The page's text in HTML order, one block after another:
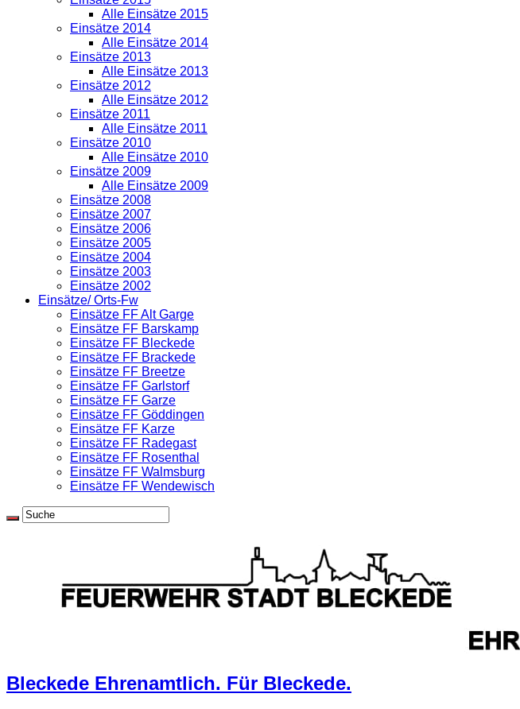
Alle Einsätze 2015
Einsätze 2014
Alle Einsätze 2014
Einsätze 2013
Alle Einsätze 2013
Einsätze 2012
Alle Einsätze 2012
Einsätze 2011
Alle Einsätze 2011
Einsätze 2010
Alle Einsätze 2010
Einsätze 2009
Alle Einsätze 2009
Einsätze 2008
Einsätze 2007
Einsätze 2006
Einsätze 2005
Einsätze 2004
Einsätze 2003
Einsätze 2002
Einsätze/ Orts-Fw
Einsätze FF Alt Garge
Einsätze FF Barskamp
Einsätze FF Bleckede
Einsätze FF Brackede
Einsätze FF Breetze
Einsätze FF Garlstorf
Einsätze FF Garze
Einsätze FF Göddingen
Einsätze FF Karze
Einsätze FF Radegast
Einsätze FF Rosenthal
Einsätze FF Walmsburg
Einsätze FF Wendewisch
Bleckede Ehrenamtlich. Für Bleckede.